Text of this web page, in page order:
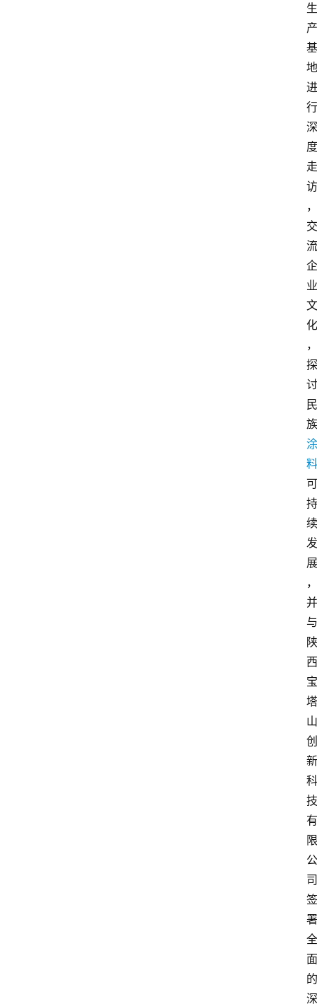
生
产
基
地
进
行
深
度
走
访
，
交
流
企
业
文
化
，
探
讨
民
族
涂
料
可
持
续
发
展
，
并
与
陕
西
宝
塔
山
创
新
科
技
有
限
公
司
签
署
全
面
的
深